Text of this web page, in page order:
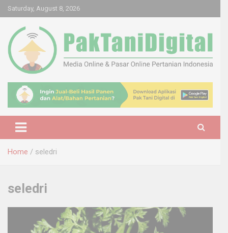
Skip
to
content
Saturday, August 8, 2026
Pak Tani Digital
Home seledri
seledri